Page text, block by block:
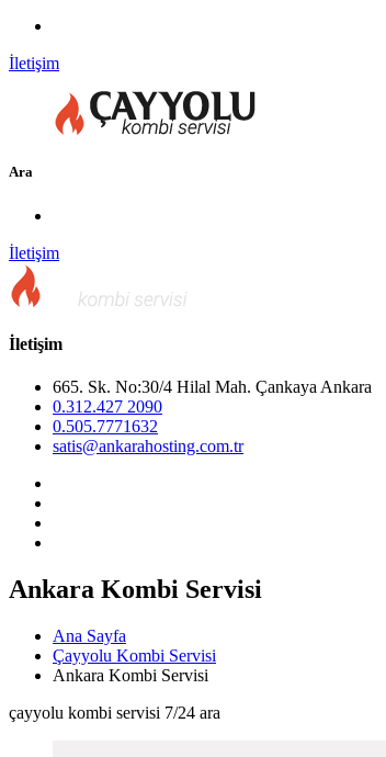
İletişim
Ara
İletişim
İletişim
665. Sk. No:30/4 Hilal Mah. Çankaya Ankara
0.312.427 2090
0.505.7771632
satis@ankarahosting.com.tr
Ankara Kombi Servisi
Ana Sayfa
Çayyolu Kombi Servisi
Ankara Kombi Servisi
çayyolu kombi servisi 7/24 ara